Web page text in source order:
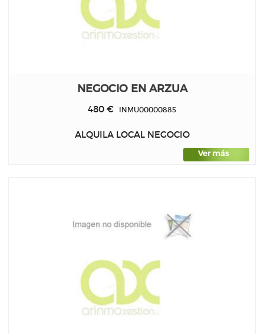
NEGOCIO EN ARZUA
480 € INMU00000885
ALQUILA LOCAL NEGOCIO
Ver más